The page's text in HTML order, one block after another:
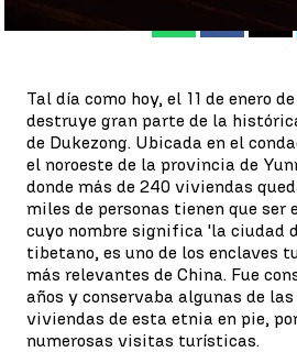
Tal día como hoy, el 11 de enero
destruye gran parte de la
de Dukezong. Ubicada en el
el noroeste de la provincia de
donde más de 240 viviendas
miles de personas tienen que ser
cuyo nombre significa 'la ciudad
tibetano, es uno de los enclaves
más relevantes de China. Fue
años y conservaba algunas de
viviendas de esta etnia en pie,
numerosas visitas turísticas.